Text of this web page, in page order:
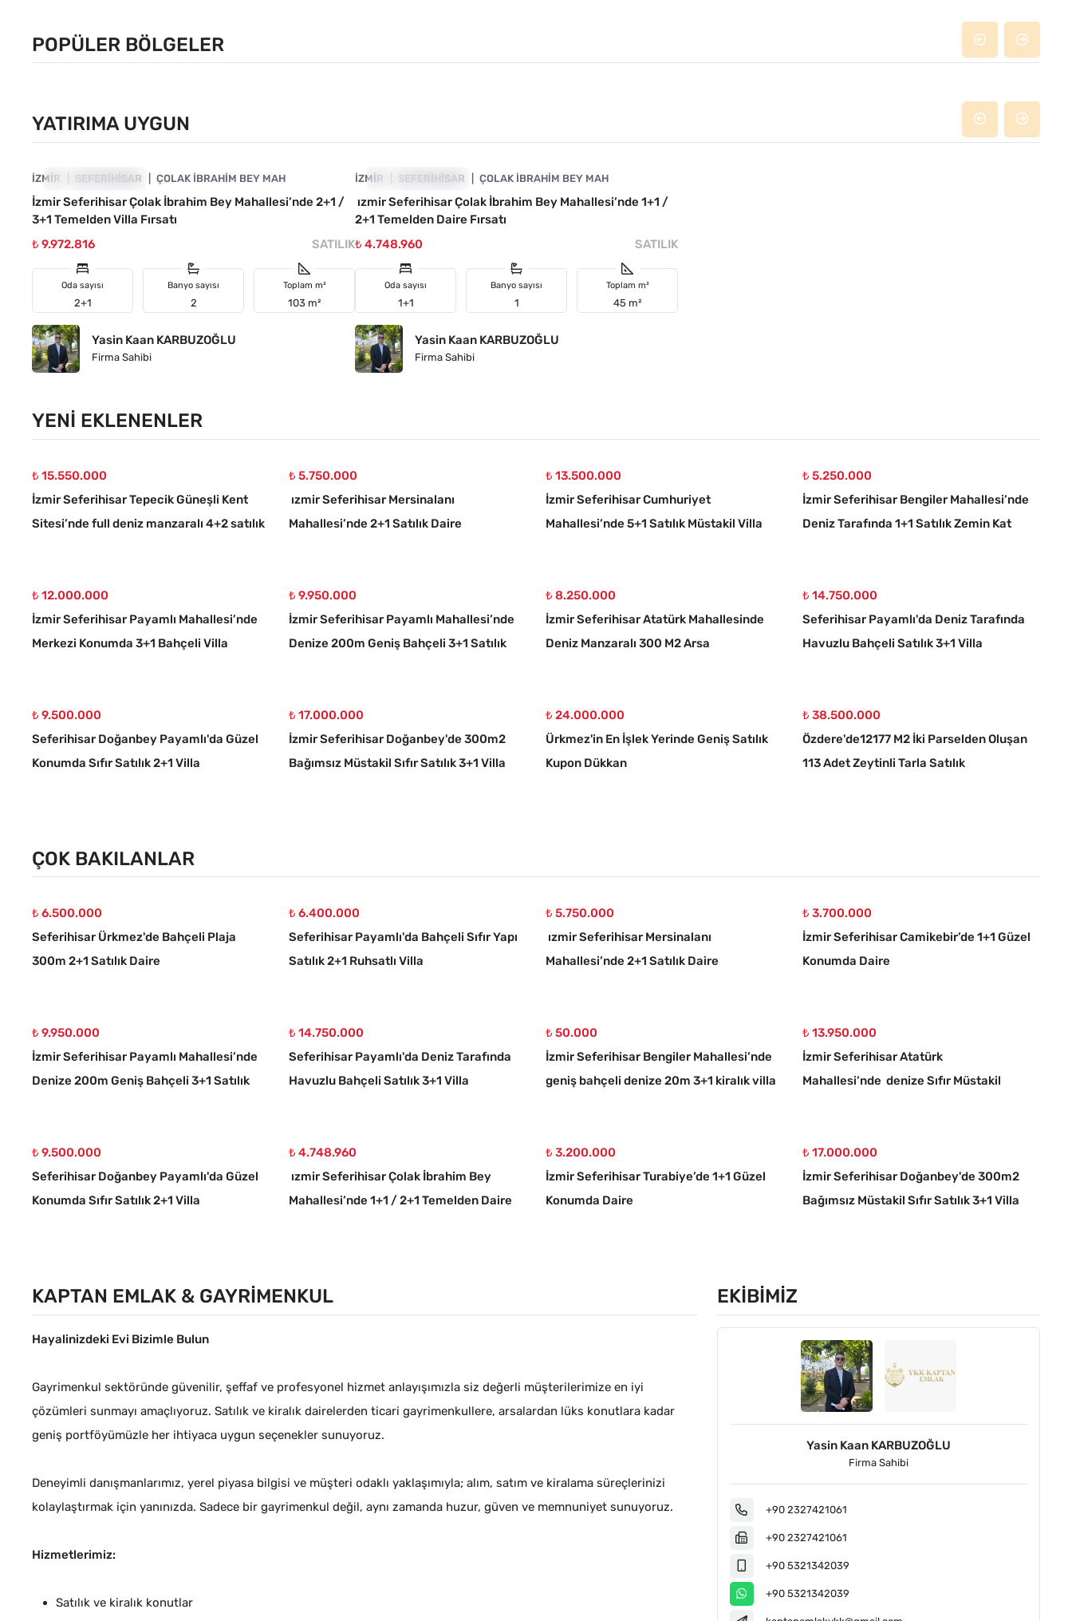
POPÜLER BÖLGELER
Seferihisar
YATIRIMA UYGUN
YATIRIMA UYGUN
İZMIR SEFERIHISAR ÇOLAK İBRAHIM BEY MAH
İzmir Seferihisar Çolak İbrahim Bey Mahallesi’nde 2+1 /
3+1 Temelden Villa Fırsatı
₺ 9.972.816
SATILIK
Oda sayısı
2+1
Banyo sayısı
2
Toplam m²
103 m²
Yasin Kaan KARBUZOĞLU
Firma Sahibi
YATIRIMA UYGUN
İZMIR SEFERIHISAR ÇOLAK İBRAHIM BEY MAH
ızmir Seferihisar Çolak İbrahim Bey Mahallesi’nde 1+1 /
2+1 Temelden Daire Fırsatı
₺ 4.748.960
SATILIK
Oda sayısı
1+1
Banyo sayısı
1
Toplam m²
45 m²
Yasin Kaan KARBUZOĞLU
Firma Sahibi
YENI EKLENENLER
₺ 15.550.000
İzmir Seferihisar Tepecik Güneşli Kent
Sitesi’nde full deniz manzaralı 4+2 satılık
₺ 5.750.000
ızmir Seferihisar Mersinalanı
Mahallesi’nde 2+1 Satılık Daire
₺ 13.500.000
İzmir Seferihisar Cumhuriyet
Mahallesi’nde 5+1 Satılık Müstakil Villa
₺ 5.250.000
İzmir Seferihisar Bengiler Mahallesi’nde
Deniz Tarafında 1+1 Satılık Zemin Kat
₺ 12.000.000
İzmir Seferihisar Payamlı Mahallesi’nde
Merkezi Konumda 3+1 Bahçeli Villa
₺ 9.950.000
İzmir Seferihisar Payamlı Mahallesi’nde
Denize 200m Geniş Bahçeli 3+1 Satılık
₺ 8.250.000
İzmir Seferihisar Atatürk Mahallesinde
Deniz Manzaralı 300 M2 Arsa
₺ 14.750.000
Seferihisar Payamlı'da Deniz Tarafında
Havuzlu Bahçeli Satılık 3+1 Villa
₺ 9.500.000
Seferihisar Doğanbey Payamlı'da Güzel
Konumda Sıfır Satılık 2+1 Villa
₺ 17.000.000
İzmir Seferihisar Doğanbey'de 300m2
Bağımsız Müstakil Sıfır Satılık 3+1 Villa
₺ 24.000.000
Ürkmez'in En İşlek Yerinde Geniş Satılık
Kupon Dükkan
₺ 38.500.000
Özdere'de12177 M2 İki Parselden Oluşan
113 Adet Zeytinli Tarla Satılık
ÇOK BAKILANLAR
₺ 6.500.000
Seferihisar Ürkmez'de Bahçeli Plaja
300m 2+1 Satılık Daire
₺ 6.400.000
Seferihisar Payamlı'da Bahçeli Sıfır Yapı
Satılık 2+1 Ruhsatlı Villa
₺ 5.750.000
ızmir Seferihisar Mersinalanı
Mahallesi’nde 2+1 Satılık Daire
₺ 3.700.000
İzmir Seferihisar Camikebir’de 1+1 Güzel
Konumda Daire
₺ 9.950.000
İzmir Seferihisar Payamlı Mahallesi’nde
Denize 200m Geniş Bahçeli 3+1 Satılık
₺ 14.750.000
Seferihisar Payamlı'da Deniz Tarafında
Havuzlu Bahçeli Satılık 3+1 Villa
₺ 50.000
İzmir Seferihisar Bengiler Mahallesi’nde
geniş bahçeli denize 20m 3+1 kiralık villa
₺ 13.950.000
İzmir Seferihisar Atatürk
Mahallesi’nde denize Sıfır Müstakil
₺ 9.500.000
Seferihisar Doğanbey Payamlı'da Güzel
Konumda Sıfır Satılık 2+1 Villa
₺ 4.748.960
ızmir Seferihisar Çolak İbrahim Bey
Mahallesi’nde 1+1 / 2+1 Temelden Daire
₺ 3.200.000
İzmir Seferihisar Turabiye’de 1+1 Güzel
Konumda Daire
₺ 17.000.000
İzmir Seferihisar Doğanbey'de 300m2
Bağımsız Müstakil Sıfır Satılık 3+1 Villa
KAPTAN EMLAK & GAYRIMENKUL
Hayalinizdeki Evi Bizimle Bulun
Gayrimenkul sektöründe güvenilir, şeffaf ve profesyonel hizmet anlayışımızla siz değerli müşterilerimize en iyi
çözümleri sunmayı amaçlıyoruz. Satılık ve kiralık dairelerden ticari gayrimenkullere, arsalardan lüks konutlara kadar
geniş portföyümüzle her ihtiyaca uygun seçenekler sunuyoruz.
Deneyimli danışmanlarımız, yerel piyasa bilgisi ve müşteri odaklı yaklaşımıyla; alım, satım ve kiralama süreçlerinizi
kolaylaştırmak için yanınızda. Sadece bir gayrimenkul değil, aynı zamanda huzur, güven ve memnuniyet sunuyoruz.
Hizmetlerimiz:
Satılık ve kiralık konutlar
EKIBIMIZ
Hakan KARBUZOĞLU
+90 2327421061